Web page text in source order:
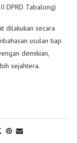
DPRD Tabalong)
dilakukan secara
usulan tiap
demikian,
sejahtera.